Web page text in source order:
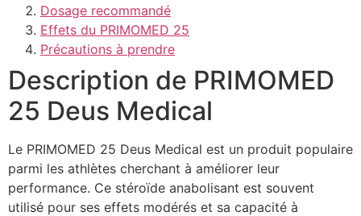
Dosage recommandé
Effets du PRIMOMED 25
Précautions à prendre
Description de PRIMOMED
25 Deus Medical
Le PRIMOMED 25 Deus Medical est un produit populaire
parmi les athlètes cherchant à améliorer leur
performance. Ce stéroïde anabolisant est souvent
utilisé pour ses effets modérés et sa capacité à